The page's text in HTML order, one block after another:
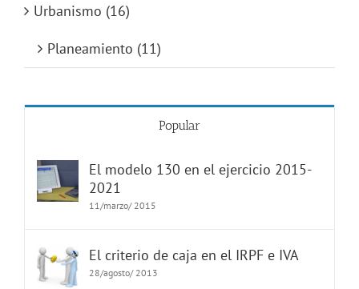
Urbanismo (16)
Planeamiento (11)
Popular
El modelo 130 en el ejercicio 2015-
2021
11/marzo/ 2015
El criterio de caja en el IRPF e IVA
28/agosto/ 2013